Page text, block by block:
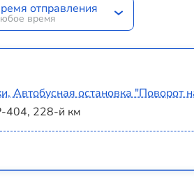
отправления
время
Автобусная остановка "Поворот
404, 228-й км